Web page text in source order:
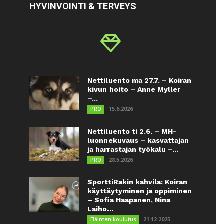
HYVINVOINTI & TERVEYS
Nettiluento ma 27.7. – Koiran
kivun hoito – Anne Myller
–...
PRO 15.6.2026
Nettiluento ti 2.6. – MH-
luonnekuvaus – kasvattajan
ja harrastajan työkalu –...
PRO 28.5.2026
SporttiRakin kahvila: Koiran
käyttäytyminen ja oppiminen
– Sofia Haapanen, Nina
Laiho...
Eläinten koulutus 21.12.2025